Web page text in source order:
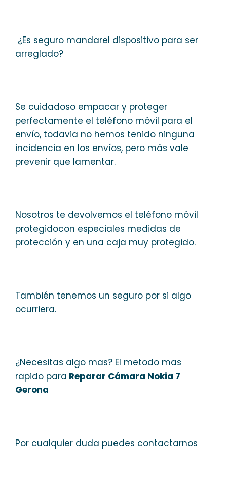
¿Es seguro mandarel dispositivo para ser
arreglado?
Se cuidadoso empacar y proteger
perfectamente el teléfono móvil para el
envío, todavia no hemos tenido ninguna
incidencia en los envíos, pero más vale
prevenir que lamentar.
Nosotros te devolvemos el teléfono móvil
protegidocon especiales medidas de
protección y en una caja muy protegido.
También tenemos un seguro por si algo
ocurriera.
¿Necesitas algo mas? El metodo mas
rapido para Reparar Cámara Nokia 7
Gerona
Por cualquier duda puedes contactarnos